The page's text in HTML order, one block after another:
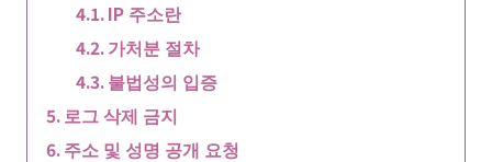
IP 주소란
가처분 절차
불법성의 입증
로그 삭제 금지
주소 및 성명 공개 요청